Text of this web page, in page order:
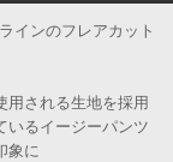
インのフレアカット
用される生地を採用
いるイージーパンツ
象に